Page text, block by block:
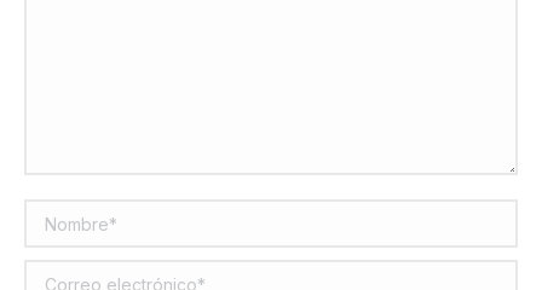
Nombre *
Correo electrónico *